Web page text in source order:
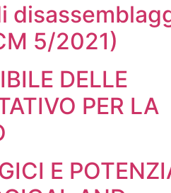
5/2021)
DELLE
PER LA
E